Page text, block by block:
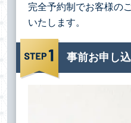
完全予約制でお客様の
いたします。
事前お申し